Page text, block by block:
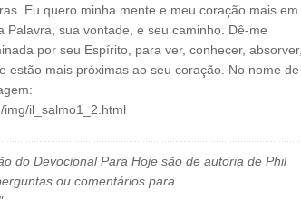
Eu quero minha mente e meu coração mais em
Palavra, sua vontade, e seu caminho. Dê-me
por seu Espírito, para ver, conhecer, absorver,
estão mais próximas ao seu coração. No nome de
img/il_salmo1_2.html
do Devocional Para Hoje são de autoria de Phil
ou comentários para
."